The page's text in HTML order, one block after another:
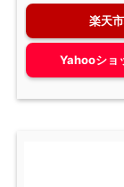
楽天
Yahooショ